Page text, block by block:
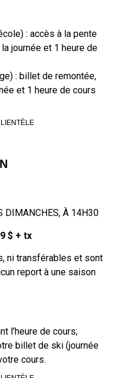
: accès à la pente
journée et 1 heure de
: billet de remontée,
et 1 heure de cours
DIMANCHES, À 14H30
$ + tx
ni transférables et sont
report à une saison
l’heure de cours;
billet de ski (journée
cours.